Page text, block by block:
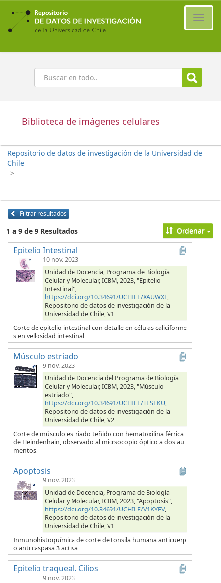
Ir
contenido
principal
Buscar
Biblioteca de imágenes celulares
Repositorio de datos de investigación de la Universidad de
Chile
>
Filtrar resultados
1 a 9 de 9 Resultados Ordenar
Epitelio Intestinal
10 nov. 2023
Unidad de Docencia, Programa de Biología
Celular y Molecular, ICBM, 2023, "Epitelio
Intestinal",
https://doi.org/10.34691/UCHILE/XAUWXF,
Repositorio de datos de investigación de la
Universidad de Chile, V1
Corte de epitelio intestinal con detalle en células caliciforme
s en vellosidad intestinal
Músculo estriado
9 nov. 2023
Unidad de Docencia del Programa de Biología
Celular y Molecular, ICBM, 2023, "Músculo
estriado",
https://doi.org/10.34691/UCHILE/TLSEKU,
Repositorio de datos de investigación de la
Universidad de Chile, V2
Corte de músculo estriado teñido con hematoxilina férrica
de Heindenhain, observado al micrsocopio óptico a dos au
mentos.
Apoptosis
9 nov. 2023
Unidad de Docencia, Programa de Biología
Celular y Molecular, ICBM, 2023, "Apoptosis",
https://doi.org/10.34691/UCHILE/V1KYFV,
Repositorio de datos de investigación de la
Universidad de Chile, V1
Inmunohistoquímica de corte de tonsila humana anticuerp
o anti caspasa 3 activa
Epitelio traqueal. Cilios
9 nov. 2023